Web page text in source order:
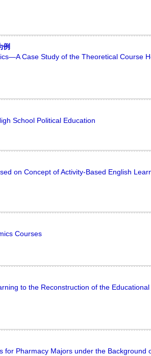
例
Case Study of the Theoretical Course
School Political Education
on Concept of Activity-Based English
Courses
to the Reconstruction of the Educational
for Pharmacy Majors under the Background